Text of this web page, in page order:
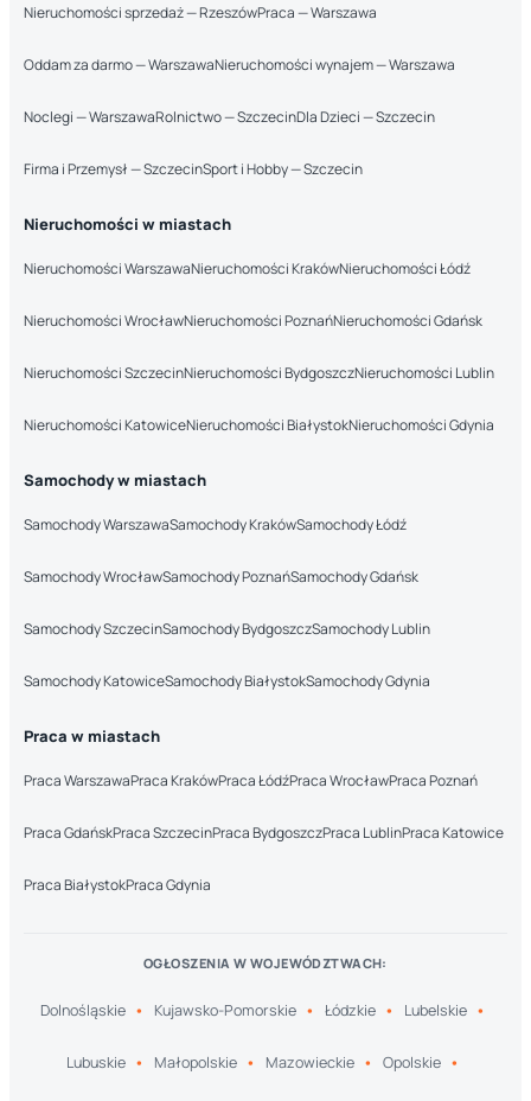
Nieruchomości sprzedaż — RzeszówPraca — Warszawa
Oddam za darmo — WarszawaNieruchomości wynajem — Warszawa
Noclegi — WarszawaRolnictwo — SzczecinDla Dzieci — Szczecin
Firma i Przemysł — SzczecinSport i Hobby — Szczecin
Nieruchomości w miastach
Nieruchomości WarszawaNieruchomości KrakówNieruchomości Łódź
Nieruchomości WrocławNieruchomości PoznańNieruchomości Gdańsk
Nieruchomości SzczecinNieruchomości BydgoszczNieruchomości Lublin
Nieruchomości KatowiceNieruchomości BiałystokNieruchomości Gdynia
Samochody w miastach
Samochody WarszawaSamochody KrakówSamochody Łódź
Samochody WrocławSamochody PoznańSamochody Gdańsk
Samochody SzczecinSamochody BydgoszczSamochody Lublin
Samochody KatowiceSamochody BiałystokSamochody Gdynia
Praca w miastach
Praca WarszawaPraca KrakówPraca ŁódźPraca WrocławPraca Poznań
Praca GdańskPraca SzczecinPraca BydgoszczPraca LublinPraca Katowice
Praca BiałystokPraca Gdynia
OGŁOSZENIA W WOJEWÓDZTWACH:
Dolnośląskie Kujawsko-Pomorskie Łódzkie Lubelskie
Lubuskie Małopolskie Mazowieckie Opolskie